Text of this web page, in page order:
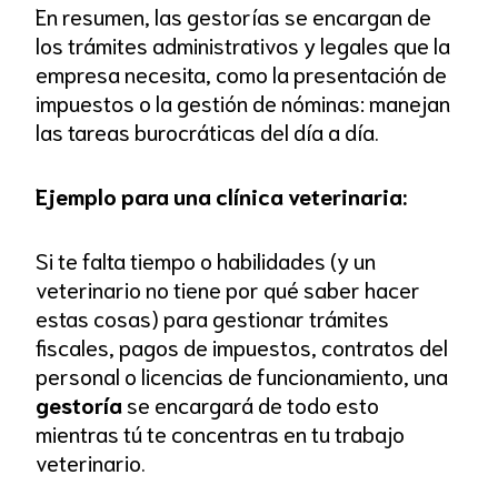
En resumen, las gestorías se encargan de
los trámites administrativos y legales que la
empresa necesita, como la presentación de
impuestos o la gestión de nóminas: manejan
las tareas burocráticas del día a día.
Ejemplo para una clínica veterinaria:
Si te falta tiempo o habilidades (y un
veterinario no tiene por qué saber hacer
estas cosas) para gestionar trámites
fiscales, pagos de impuestos, contratos del
personal o licencias de funcionamiento, una
gestoría se encargará de todo esto
mientras tú te concentras en tu trabajo
veterinario.